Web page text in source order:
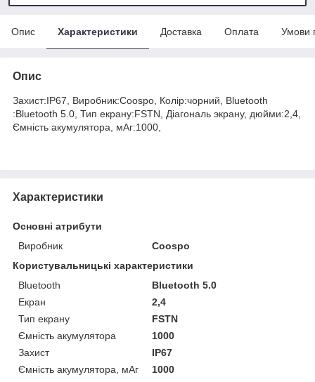
Опис Характеристики Доставка Оплата Умови
Опис
Захист:IP67, Виробник:Coospo, Колір:чорний, Bluetooth
:Bluetooth 5.0, Тип екрану:FSTN, Діагональ экрану, дюйми:2,4,
Ємність акумулятора, мАг:1000,
Характеристики
Основні атрибути
Виробник
Coospo
Користувальницькі характеристики
Bluetooth
Bluetooth 5.0
Екран
2,4
Тип екрану
FSTN
Ємність акумулятора
1000
Захист
IP67
Ємність акумулятора, мАг
1000